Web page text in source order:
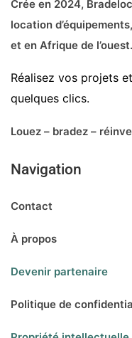
Crée en 2024,
location
et en Afrique de l’ouest.
Réalisez vos projets
quelques clics.
Louez – bradez –
Navigation
Contact
À propos
Devenir partenaire
Politique de